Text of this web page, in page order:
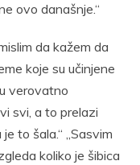
ovo današnje.“
da kažem da
koje su učinjene
verovatno
svi, a to prelazi
to šala.“ „Sasvim
koliko je šibica